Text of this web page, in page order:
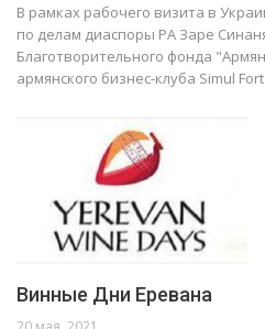
В рамках рабочего визита в
по делам диаспоры РА Заре
Благотворительного фонда
армянского бизнес-клуба Simul
Винные Дни Еревана